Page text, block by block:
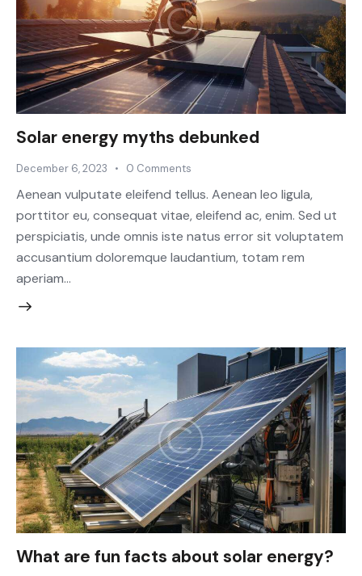
Solar energy myths debunked
December 6, 2023 0 Comments
Aenean vulputate eleifend tellus. Aenean leo ligula,
porttitor eu, consequat vitae, eleifend ac, enim. Sed ut
perspiciatis, unde omnis iste natus error sit voluptatem
accusantium doloremque laudantium, totam rem
aperiam…
What are fun facts about solar energy?